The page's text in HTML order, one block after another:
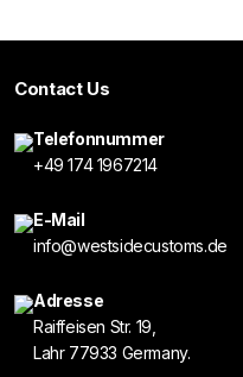
Contact Us
Telefonnummer
+49 174 1967214
E-Mail
info@westsidecustoms.de
Adresse
Raiffeisen Str. 19,
Lahr 77933 Germany.